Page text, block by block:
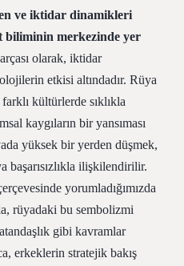
ve iktidar dinamikleri
biliminin merkezinde yer
olarak, iktidar
etkisi altındadır. Rüya
kültürlerde sıklıkla
kaygıların bir yansıması
yüksek bir yerden düşmek,
başarısızlıkla ilişkilendirilir.
yorumladığımızda
rüyadaki bu sembolizmi
gibi kavramlar
erkeklerin stratejik bakış